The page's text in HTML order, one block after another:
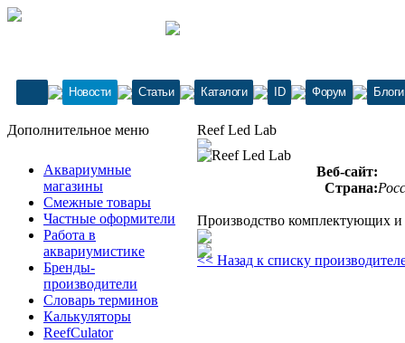
Новости Статьи Каталоги ID Форум Блоги
Дополнительное меню
Аквариумные
магазины
Смежные товары
Частные оформители
Работа в
аквариумистике
Бренды-
производители
Словарь терминов
Калькуляторы
ReefCulator
Reef Led Lab
Веб-сайт:
Страна:
Производство комплектующих и
<< Назад к списку